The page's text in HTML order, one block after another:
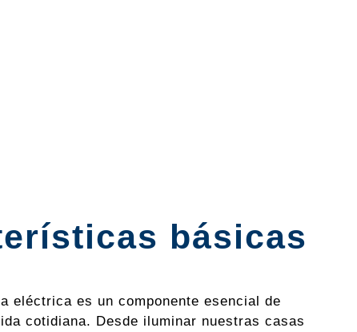
básicas
eléctrica es un componente esencial de
cotidiana. Desde iluminar nuestras casas